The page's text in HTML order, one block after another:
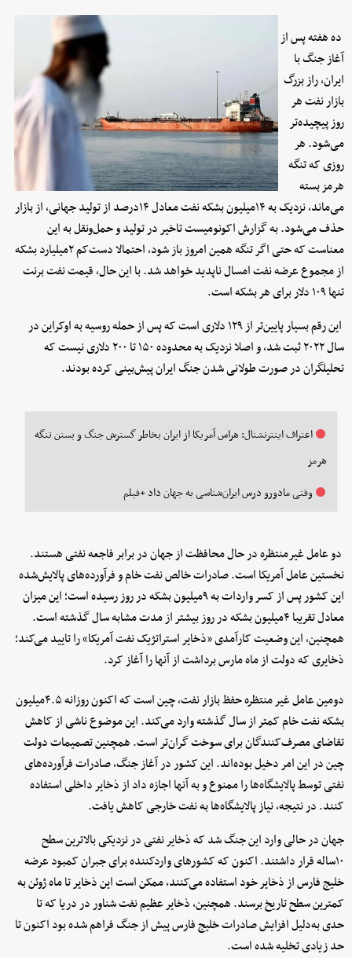
ده هفته پس از
آغاز جنگ با
ایران، راز بزرگ
بازار نفت هر
روز پیچیده‌تر
می‌شود. هر
روزی که تنگه
هرمز بسته
می‌ماند، نزدیک به ۱۴‌میلیون بشکه نفت معادل ۱۴درصد از تولید جهانی، از بازار
حذف می‌شود. به گزارش اکونومیست تاخیر در تولید و حمل‌ونقل به این
معناست که حتی اگر تنگه همین امروز باز شود، احتمالا دست‌کم ۲‌میلیارد بشکه
از مجموع عرضه نفت امسال ناپدید خواهد شد. با این حال، قیمت نفت برنت
تنها ۱۰۹ دلار برای هر بشکه است.
این رقم بسیار پایین‌تر از ۱۲۹ دلاری است که پس از حمله روسیه به اوکراین در
سال ۲۰۲۲ ثبت شد، و اصلا نزدیک به محدوده ۱۵۰ تا ۲۰۰ دلاری نیست که
تحلیلگران در صورت طولانی شدن جنگ ایران پیش‌بینی کرده بودند.
اعتراف اینترنشنال: هراس آمریکا از ایران بخاطر گسترش جنگ و بستن تنگه
هرمز
وقتی مادورو درس ایران‌شناسی به جهان داد +فیلم
دو عامل غیرمنتظره در حال محافظت از جهان در برابر فاجعه نفتی هستند.
نخستین عامل آمریکا است. صادرات خالص نفت خام و فرآورده‌های پالایش‌شده
این کشور پس از کسر واردات به ۹‌میلیون بشکه در روز رسیده است؛ این میزان
معادل تقریبا ۴‌میلیون بشکه در روز بیشتر از مدت مشابه سال گذشته است.
همچنین، این وضعیت کارآمدی «ذخایر استراتژیک نفت آمریکا» را تایید می‌کند؛
ذخایری که دولت از ماه مارس برداشت از آنها را آغاز کرد.
دومین عامل غیر منتظره حفظ بازار نفت، چین است که اکنون روزانه ۴.۵‌میلیون
بشکه نفت خام کمتر از سال گذشته وارد می‌کند. این موضوع ناشی از کاهش
تقاضای مصرف‌کنندگان برای سوخت گران‌تر است. همچنین تصمیمات دولت
چین در این امر دخیل بوده‌اند. این کشور در آغاز جنگ، صادرات فرآورده‌های
نفتی توسط پالایشگاه‌ها را ممنوع و به آنها اجازه داد از ذخایر داخلی استفاده
کنند. در نتیجه، نیاز پالایشگاه‌ها به نفت خارجی کاهش یافت.
جهان در حالی وارد این جنگ شد که ذخایر نفتی در نزدیکی بالاترین سطح
۱۰ساله قرار داشتند. اکنون که کشورهای واردکننده برای جبران کمبود عرضه
خلیج فارس از ذخایر خود استفاده می‌کنند، ممکن است این ذخایر تا ماه ژوئن به
کمترین سطح تاریخ برسند. همچنین، ذخایر عظیم نفت شناور در دریا که تا
حدی به‌دلیل افزایش صادرات خلیج فارس پیش از جنگ فراهم شده بود اکنون تا
حد زیادی تخلیه شده است.